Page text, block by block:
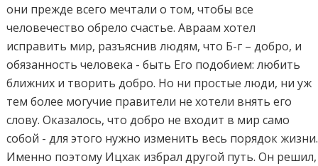
они прежде всего мечтали о том, чтобы все
человечество обрело счастье. Авраам хотел
исправить мир, разъяснив людям, что Б-г – добро, и
обязанность человека - быть Его подобием: любить
ближних и творить добро. Но ни простые люди, ни уж
тем более могучие правители не хотели внять его
слову. Оказалось, что добро не входит в мир само
собой - для этого нужно изменить весь порядок жизни.
Именно поэтому Ицхак избрал другой путь. Он решил,